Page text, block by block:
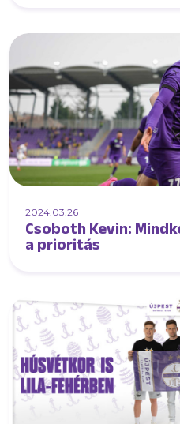
2024.03.26
Csoboth Kevin:
a prioritás